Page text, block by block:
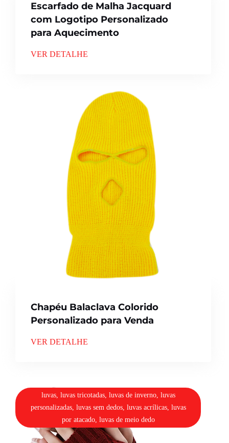
Escarfado de Malha Jacquard
com Logotipo Personalizado
para Aquecimento
VER DETALHE
Chapéu Balaclava Colorido
Personalizado para Venda
VER DETALHE
luvas, luvas tricotadas, luvas de inverno, luvas
personalizadas, luvas sem dedos, luvas acrílicas, luvas
por atacado, luvas de meio dedo